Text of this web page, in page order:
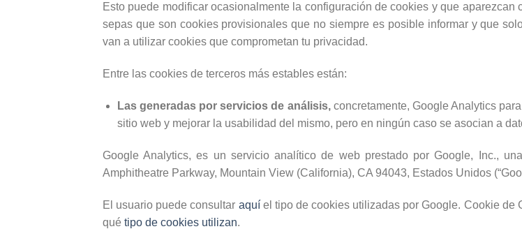
Esto puede modificar ocasionalmente la configuración de cookies y que
sepas que son cookies provisionales que no siempre es posible informar y que
van a utilizar cookies que comprometan tu privacidad.
Entre las cookies de terceros más estables están:
Las generadas por servicios de análisis,concretamente, Google Analytics
sitio web y mejorar la usabilidad del mismo, pero en ningún caso se asocian a
Google Analytics, es un servicio analítico de web prestado por Google, Inc.,
Amphitheatre Parkway, Mountain View (California), CA 94043, Estados Unidos
El usuario puede consultar aquíel tipo de cookies utilizadas por Google. Cookie de
qué tipo de cookies utilizan.